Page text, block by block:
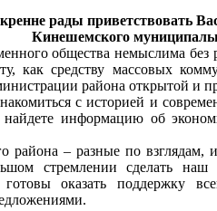
рады приветствовать
Кинешемского
общества немыслима
как средству массовых
района открытой и
с историей и
найдете информацию об
района – разные по взглядам,
стремлении сделать наш
оказать поддержку